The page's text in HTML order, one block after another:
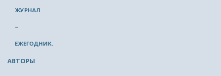
ЖУРНАЛ
–
ЕЖЕГОДНИК.
АВТОРЫ